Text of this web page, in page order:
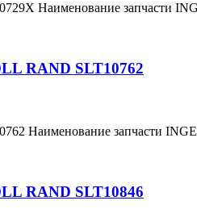
Наименование запчасти
RAND SLT10762
Наименование запчасти
RAND SLT10846